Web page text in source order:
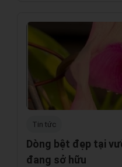
Tin tức
Dòng bệt đẹp tại
đang sở hữu